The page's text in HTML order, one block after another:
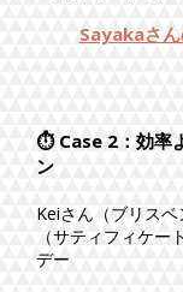
Sayakaさ
⏱ Case 2：効率
ン
Keiさん（ブリス
（サティフィケ
デー